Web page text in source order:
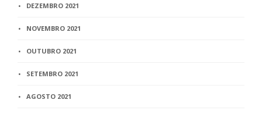
DEZEMBRO 2021
NOVEMBRO 2021
OUTUBRO 2021
SETEMBRO 2021
AGOSTO 2021